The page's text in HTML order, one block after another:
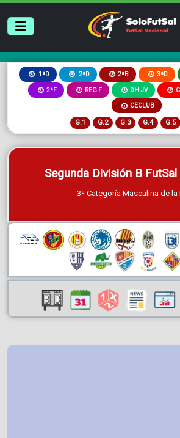
1ªD 2ªD 2ªB 3ªD
2ªF REG F DH JV
CECLUB
G.1 G.2 G.3 G.4 G.5
Segunda División B
3ª Categoría Masculina de la